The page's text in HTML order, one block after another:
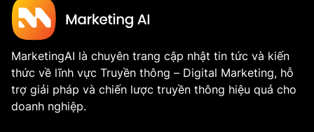
MarketingAI là chuyên trang cập nhật tin tức và kiến
thức về lĩnh vực Truyền thông – Digital Marketing, hỗ
trợ giải pháp và chiến lược truyền thông hiệu quả cho
doanh nghiệp.